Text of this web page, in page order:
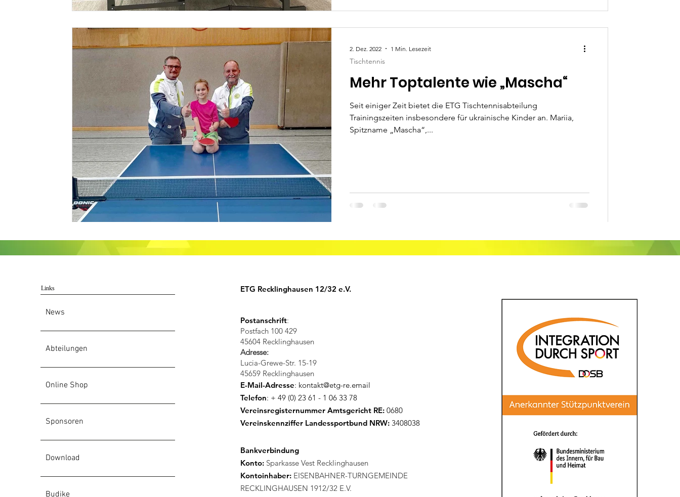
Mehr Toptalente wie „Mascha“
Seit einiger Zeit bietet die ETG Tischtennisabteilung
Trainingszeiten insbesondere für ukrainische Kinder an. Mariia,
Spitzname „Mascha“,...
Tischtennis
2. Dez. 2022 1 Min. Lesezeit
Links
News
Abteilungen
Online Shop
Sponsoren
Download
Budike
ETG Recklinghausen 12/32 e.V.
Postanschrift:
Postfach 100 429
45604 Recklinghausen
Adresse:
Lucia-Grewe-Str. 15-19
45659 Recklinghausen
E-Mail-Adresse: kontakt@etg-re.email
Telefon: + 49 (0) 23 61 - 1 06 33 78
Vereinsregisternummer Amtsgericht RE: 0680
Vereinskennziffer Landessportbund NRW:3408038
Bankverbindung
Konto: Sparkasse Vest Recklinghausen
Kontoinhaber: EISENBAHNER-TURNGEMEINDE
RECKLINGHAUSEN 1912/32 E.V.